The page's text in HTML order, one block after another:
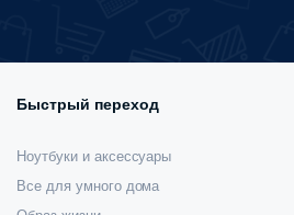
Быстрый переход
Ноутбуки и аксессуары
Все для умного дома